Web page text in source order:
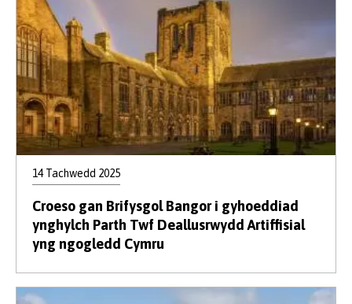
14 Tachwedd 2025
Croeso gan Brifysgol Bangor i gyhoeddiad
ynghylch Parth Twf Deallusrwydd Artiffisial
yng ngogledd Cymru